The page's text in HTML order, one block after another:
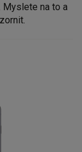
Myslete na to a